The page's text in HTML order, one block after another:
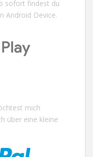
sofort findest du
Android Device.
mich
über eine kleine